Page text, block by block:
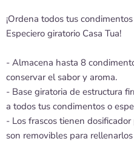
¡Ordena todos tus
Especiero giratorio Casa Tua!
- Almacena hasta 8
conservar el sabor y aroma.
- Base giratoria de estructura
a todos tus condimentos o
- Los frascos tienen
son removibles para